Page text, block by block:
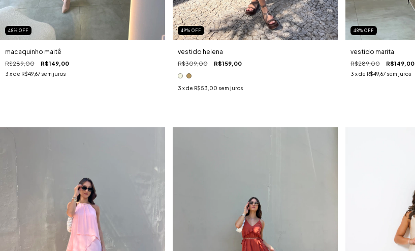
48% OFF
macaquinho maitê
R$289,00 R$149,00
3 x de R$49,67 sem juros
49% OFF
vestido helena
R$309,00 R$159,00
3 x de R$53,00 sem juros
48% OFF
vestido marita
R$289,00 R$149,00
3 x de R$49,67 sem juros